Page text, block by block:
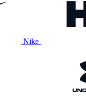
Nike